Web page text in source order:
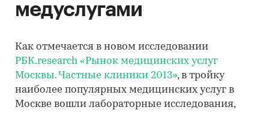
медуслугами
Как отмечается в новом исследовании
РБК.research «Рынок медицинских услуг
Москвы. Частные клиники 2013», в тройку
наиболее популярных медицинских услуг в
Москве вошли лабораторные исследования,